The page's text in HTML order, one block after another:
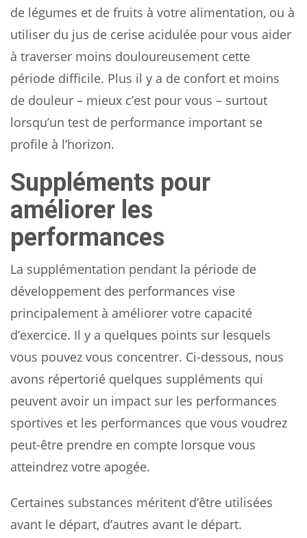
de légumes et de fruits à votre alimentation, ou à
utiliser du jus de cerise acidulée pour vous aider
à traverser moins douloureusement cette
période difficile. Plus il y a de confort et moins
de douleur – mieux c’est pour vous – surtout
lorsqu’un test de performance important se
profile à l’horizon.
Suppléments pour
améliorer les
performances
La supplémentation pendant la période de
développement des performances vise
principalement à améliorer votre capacité
d’exercice. Il y a quelques points sur lesquels
vous pouvez vous concentrer. Ci-dessous, nous
avons répertorié quelques suppléments qui
peuvent avoir un impact sur les performances
sportives et les performances que vous voudrez
peut-être prendre en compte lorsque vous
atteindrez votre apogée.
Certaines substances méritent d’être utilisées
avant le départ, d’autres avant le départ.